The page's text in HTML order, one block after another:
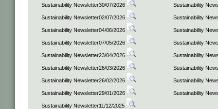
Sustainability Newsletter30/07/2026 Sustainability
Sustainability Newsletter02/07/2026 Sustainability
Sustainability Newsletter04/06/2026 Sustainability
Sustainability Newsletter07/05/2026 Sustainability
Sustainability Newsletter23/04/2026 Sustainability
Sustainability Newsletter26/03/2026 Sustainability
Sustainability Newsletter26/02/2026 Sustainability
Sustainability Newsletter29/01/2026 Sustainability
Sustainability Newsletter11/12/2025